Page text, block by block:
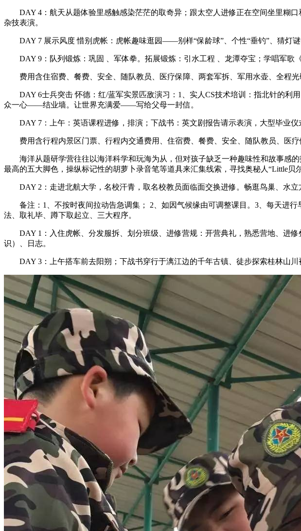
DAY 4：航天从题体验里感触感染茫茫的取奇异；跟太空人进修正在空间坐里糊口
杂技表演。
DAY 7 展示风度 惜别虎帐：虎帐趣味逛园——别样“保龄球”、个性“垂钓”、猜灯
DAY 9：队列锻炼：巩固 、军体拳。拓展锻炼：引水工程 、龙潭夺宝；学唱军歌《
费用含住宿费、餐费、安全、随队教员、医疗保障、两套军拆、军用水壶、全程光
DAY 6士兵突击 怀德：红/蓝军实景匹敌演习：1、实人CS技术培训：指北针的利
众一心——结业墙。让世界充满爱——写给父母一封信。
DAY 7：上午：英语课程进修，排演；下战书：英文剧报告请示表演，大型毕业仪
费用含行程内景区门票、行程内交通费用、住宿费、餐费、安全、随队教员、医疗
海洋从题研学营往往以海洋科学和玩海为从，但对孩子缺乏一种趣味性和故事感的
最高的五大脚色，操纵标记性的胡萝卜录音笔等道具来汇集线索，寻找奥秘人“Little贝
DAY 2：走进北航大学，名校汗青，取名校教员面临面交换进修。畅逛鸟巢、水立
备注：1、不按时夜间拉动告急调集； 2、如因气候缘由可调整课目。3、每天进行
法、取礼毕、蹲下取起立、三大程序。
DAY 1：入住虎帐、分发服拆、划分班级、进修营规：开营典礼，熟悉营地、进修
识）、日志。
DAY 3：上午搭车前去阳朔；下战书穿行于漓江边的千年古镇、徒步探索桂林山川